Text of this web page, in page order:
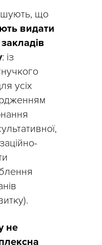
що
видати
: із
усіх
не